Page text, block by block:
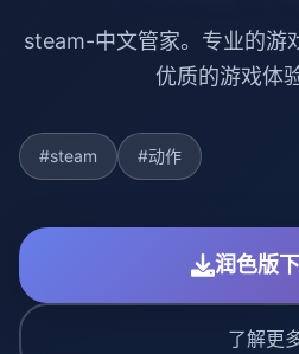
steam-中文管家。专业的游
优质的游戏体验
#steam #动作
润色版
了解更